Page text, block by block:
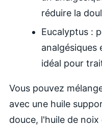
réduire la
Eucalyptus :
idéal pour
Vous pouvez
avec une huile
douce, l'huile de